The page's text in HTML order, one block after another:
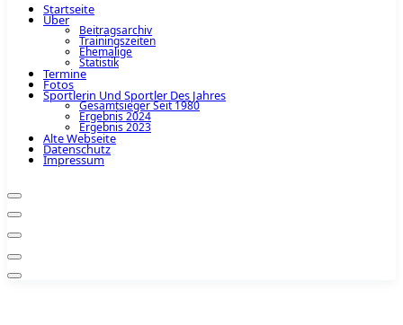
Startseite
Über
Beitragsarchiv
Trainingszeiten
Ehemalige
Statistik
Termine
Fotos
Sportlerin Und Sportler Des Jahres
Gesamtsieger Seit 1980
Ergebnis 2024
Ergebnis 2023
Alte Webseite
Datenschutz
Impressum